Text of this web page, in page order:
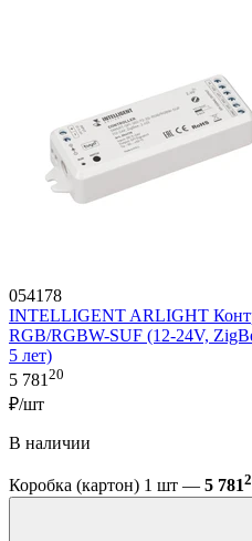
054178
INTELLIGENT ARLIGHT
RGB/RGBW-SUF (12-24V,
5 лет)
5 78120
₽/шт
В наличии
Коробка (картон) 1 шт — 5 781